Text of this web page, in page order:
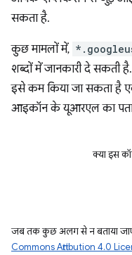
सकता है.
कुछ मामलों में,
शब्दों में जानकारी दे सकती
इसे कम किया जा सकता है
आइकॉन के यूआरएल का पता
क्या इस
जब तक कुछ अलग से न बताया
Commons Attribution 4.0